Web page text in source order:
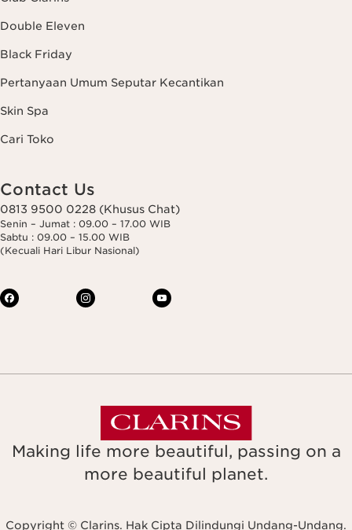
Double Eleven
Black Friday
Pertanyaan Umum Seputar Kecantikan
Skin Spa
Cari Toko
Contact Us
0813 9500 0228 (Khusus Chat)
Senin – Jumat : 09.00 – 17.00 WIB
Sabtu : 09.00 – 15.00 WIB
(Kecuali Hari Libur Nasional)
Making life more beautiful, passing on a
more beautiful planet.
Copyright © Clarins. Hak Cipta Dilindungi Undang-Undang.